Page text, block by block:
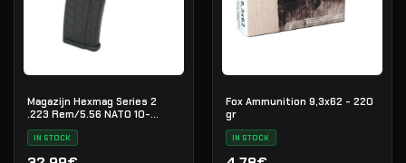
Magazijn Hexmag Series 2
.223 Rem/5.56 NATO 10-
schots
IN STOCK
Fox Ammunition 9,3x62 - 220
gr
IN STOCK